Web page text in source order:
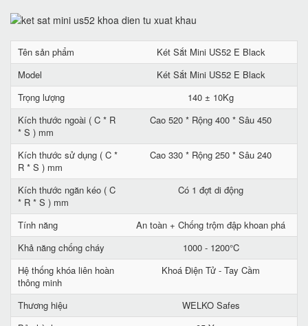
Tên sản phẩm
Két Sắt Mini US52 E Black
Model
Két Sắt Mini US52 E Black
Trọng lượng
140 ± 10Kg
Kích thước ngoài ( C * R
* S ) mm
Cao 520 * Rộng 400 * Sâu 450
Kích thước sử dụng ( C *
R * S ) mm
Cao 330 * Rộng 250 * Sâu 240
Kích thước ngăn kéo ( C
* R * S ) mm
Có 1 đợt di động
Tính năng
An toàn + Chống trộm đập khoan phá
Khả năng chống cháy
1000 - 1200°C
Hệ thống khóa liên hoàn
thông minh
Khoá Điện Tử - Tay Cầm
Thương hiệu
WELKO Safes